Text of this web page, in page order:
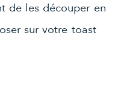
de les découper en
sur votre toast